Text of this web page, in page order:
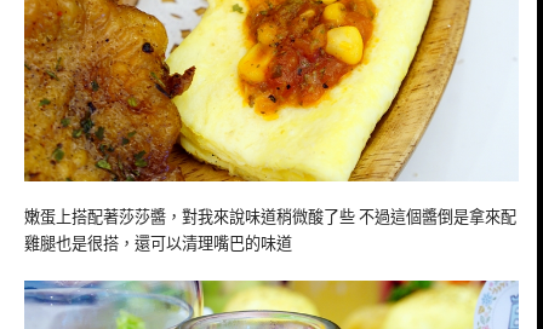
嫩蛋上搭配著莎莎醬，對我來說味道稍微酸了些 不過這個醬倒是拿來配
雞腿也是很搭，還可以清理嘴巴的味道